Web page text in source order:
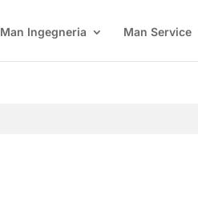
Man Ingegneria Man Service